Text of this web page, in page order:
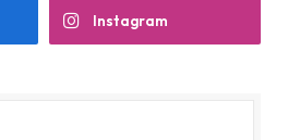
Instagram